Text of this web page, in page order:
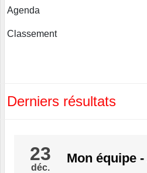
Agenda
Classement
Derniers résultats
23
déc.
Mon équipe -